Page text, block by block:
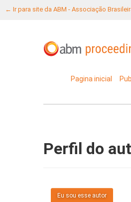
← Ir para site da ABM - Associação
Pagina inicial
Perfil do
Eu sou esse autor